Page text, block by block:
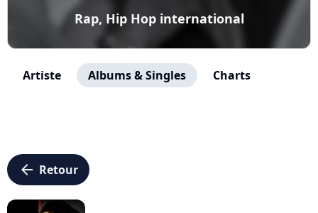
Rap, Hip Hop international
Artiste Albums & Singles Charts
arrow_left Retour